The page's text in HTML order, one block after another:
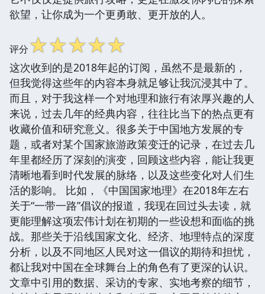
欲望，让你成为一个更勇敢、更开放的人。
评分☆☆☆☆☆
这次收到的是2018年起的订阅，虽然不是最新的，
但我觉得这些年的内容本身就足够让我沉浸其中了。
而且，对于我这样一个对地理和旅行有浓厚兴趣的人
来说，过去几年的经典内容，往往比当下的热点更有
收藏价值和研究意义。很多关于中国地方发展的专
题，或者对某个国家旅游政策变迁的记录，在过去几
年里都经历了深刻的演变，回顾这些内容，能让我更
清晰地看到时代发展的脉络，以及这些变化对人们生
活的影响。 比如，《中国国家地理》在2018年左右
关于“一带一路”倡议的报道，我现在回过头去读，就
更能理解这项宏伟计划在初期的一些设想和面临的挑
战。那些关于沿线国家文化、经济、地理特点的深度
分析，以及不同地区人民对这一倡议的期待和担忧，
都让我对中国在全球舞台上的角色有了更深的认识。
文章中引用的数据、采访的专家、实地考察的细节，